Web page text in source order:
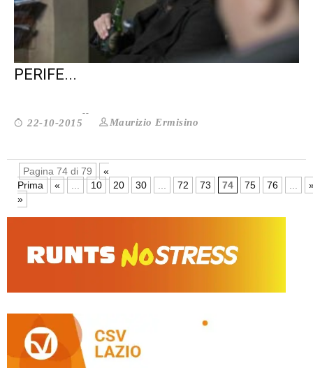
ASCANIO CELESTINI: RACCONTO LE
PERIFE...
22-10-2015 Maurizio Ermisino
Pagina 74 di 79
«
Prima
« 10 20 30 72 73 74 75 76
»